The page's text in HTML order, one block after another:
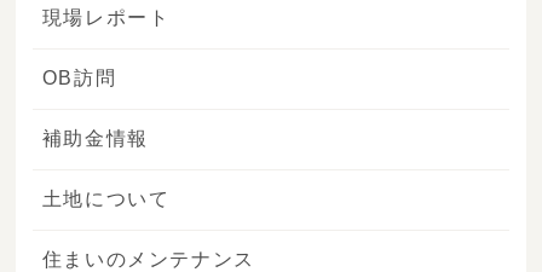
現場レポート
OB訪問
補助金情報
土地について
住まいのメンテナンス